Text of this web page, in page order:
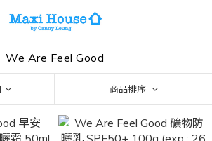
We Are Feel Good
商品排序